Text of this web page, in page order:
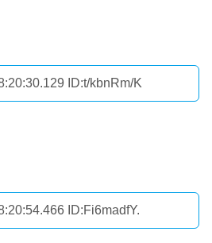
ID:t/kbnRm/K
ID:Fi6madfY.